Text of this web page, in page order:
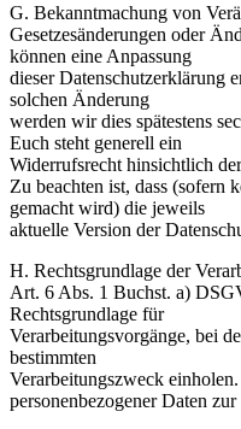
G. Bekanntmachung von
Gesetzesänderungen oder
können eine Anpassung
dieser Datenschutzerklärung
solchen Änderung
werden wir dies spätestens
Euch steht generell ein
Widerrufsrecht hinsichtlich
Zu beachten ist, dass (sofern
gemacht wird) die jeweils
aktuelle Version der
H. Rechtsgrundlage der
Art. 6 Abs. 1 Buchst. a)
Rechtsgrundlage für
Verarbeitungsvorgänge, bei
bestimmten
Verarbeitungszweck
personenbezogener Daten